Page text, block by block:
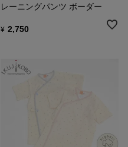
レーニングパンツ ボーダー
¥ 2,750